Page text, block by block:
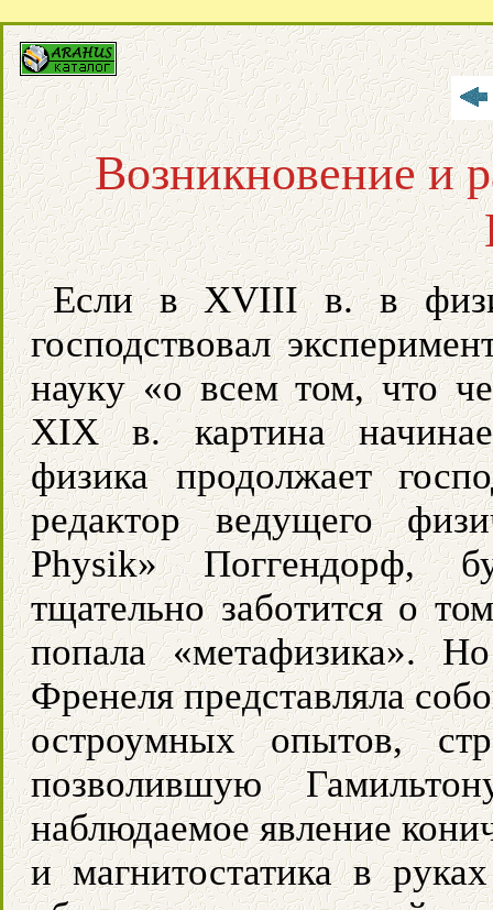
Возникновение и
Если в XVIII в. в
господствовал
науку «о всем том, что
XIX в. картина
физика продолжает
редактор ведущего
Physik» Поггендорф,
тщательно заботится о
попала «метафизика».
Френеля представляла
остроумных опытов,
позволившую
наблюдаемое явление
и магнитостатика в